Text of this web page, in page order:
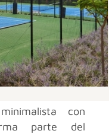
con
parte del